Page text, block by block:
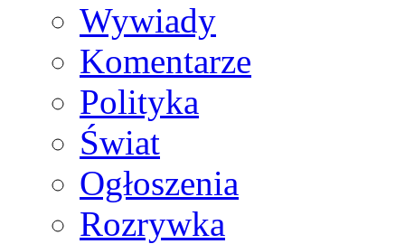
Wywiady
Komentarze
Polityka
Świat
Ogłoszenia
Rozrywka